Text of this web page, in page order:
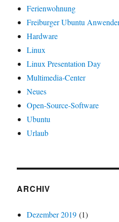
Ferienwohnung
Freiburger Ubuntu
Hardware
Linux
Linux Presentation Day
Multimedia-Center
Neues
Open-Source-Software
Ubuntu
Urlaub
ARCHIV
Dezember 2019 (1)